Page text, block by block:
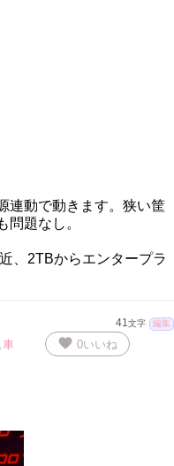
連動で動きます。狭い筐
問題なし。
、2TBからエンタープラ
41 文字 編集
,車 favorite 0いいね